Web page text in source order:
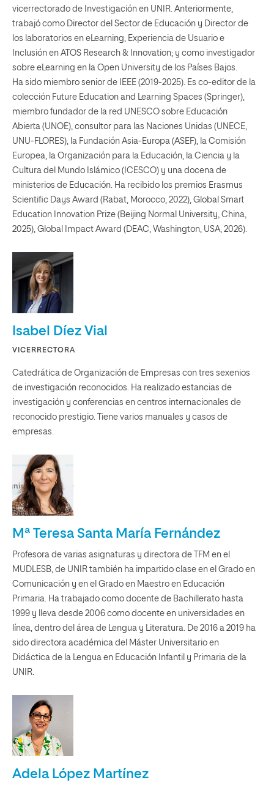
vicerrectorado de Investigación en UNIR. Anteriormente,
trabajó como Director del Sector de Educación y Director de
los laboratorios en eLearning, Experiencia de Usuario e
Inclusión en ATOS Research & Innovation; y como investigador
sobre eLearning en la Open University de los Países Bajos.
Ha sido miembro senior de IEEE (2019-2025). Es co-editor de la
colección Future Education and Learning Spaces (Springer),
miembro fundador de la red UNESCO sobre Educación
Abierta (UNOE), consultor para las Naciones Unidas (UNECE,
UNU-FLORES), la Fundación Asia-Europa (ASEF), la Comisión
Europea, la Organización para la Educación, la Ciencia y la
Cultura del Mundo Islámico (ICESCO) y una docena de
ministerios de Educación. Ha recibido los premios Erasmus
Scientific Days Award (Rabat, Morocco, 2022), Global Smart
Education Innovation Prize (Beijing Normal University, China,
2025), Global Impact Award (DEAC, Washington, USA, 2026).
Isabel Díez Vial
VICERRECTORA
Catedrática de Organización de Empresas con tres sexenios
de investigación reconocidos. Ha realizado estancias de
investigación y conferencias en centros internacionales de
reconocido prestigio. Tiene varios manuales y casos de
empresas.
Mª Teresa Santa María Fernández
Profesora de varias asignaturas y directora de TFM en el
MUDLESB, de UNIR también ha impartido clase en el Grado en
Comunicación y en el Grado en Maestro en Educación
Primaria. Ha trabajado como docente de Bachillerato hasta
1999 y lleva desde 2006 como docente en universidades en
línea, dentro del área de Lengua y Literatura. De 2016 a 2019 ha
sido directora académica del Máster Universitario en
Didáctica de la Lengua en Educación Infantil y Primaria de la
UNIR.
Adela López Martínez